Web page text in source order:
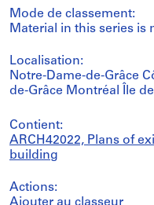
Mode de classement:
Material in this series is
Localisation:
Notre-Dame-de-Grâce
de-Grâce Montréal Île
Contient:
ARCH42022, Plans of
building
Actions: